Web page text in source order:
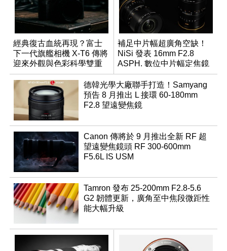
經典復古血統再現？富士
下一代旗艦相機 X-T6 傳將
迎來外觀與色彩科學雙重
優化
補足中片幅超廣角空缺！
NiSi 發表 16mm F2.8
ASPH. 數位中片幅定焦鏡
德韓光學大廠聯手打造！Samyang
預告 8 月推出 L 接環 60-180mm
F2.8 望遠變焦鏡
Canon 傳將於 9 月推出全新 RF 超
望遠變焦鏡頭 RF 300-600mm
F5.6L IS USM
Tamron 發布 25-200mm F2.8-5.6
G2 韌體更新，廣角至中焦段微距性
能大幅升級